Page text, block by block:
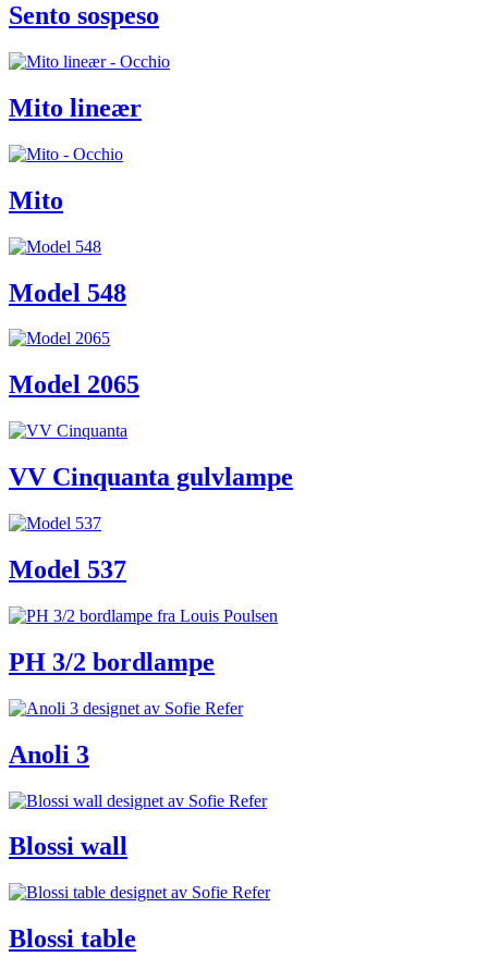
Sento sospeso
Mito lineær
Mito
Model 548
Model 2065
VV Cinquanta gulvlampe
Model 537
PH 3/2 bordlampe
Anoli 3
Blossi wall
Blossi table